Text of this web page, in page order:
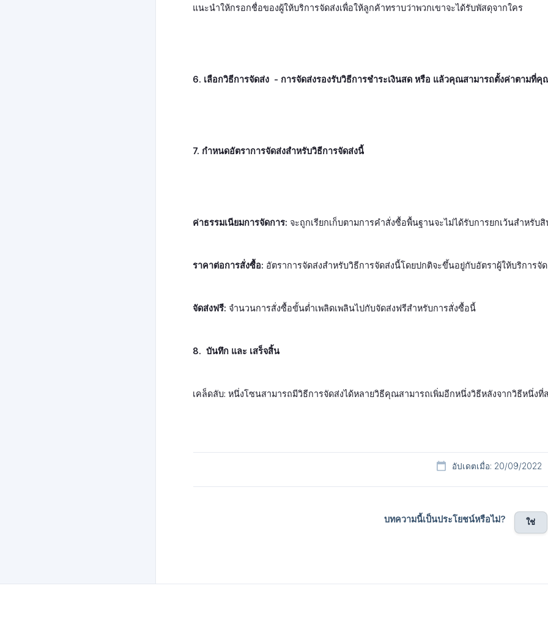
แนะนำให้กรอกชื่อของผู้ให้บริการจัดส่งเพื่อให้ลูกค้าทราบว่าพวกเขาจะได้รับพัสดุจากใคร
6. เลือกวิธีการจัดส่ง  - การจัดส่งรองรับวิธีการชำระเงินสด หรือ แล้วคุณสามารถตั้งค่าตามที่คุ
7. กำหนดอัตราการจัดส่งสำหรับวิธีการจัดส่งนี้
ค่าธรรมเนียมการจัดการ: จะถูกเรียกเก็บตามการคำสั่งซื้อพื้นฐานจะไม่ได้รับการยกเว้นสำหรับ
ราคาต่อการสั่งซื้อ: อัตราการจัดส่งสำหรับวิธีการจัดส่งนี้โดยปกติจะขึ้นอยู่กับอัตราผู้ให้บริการจั
จัดส่งฟรี: จำนวนการสั่งซื้อขั้นต่ำเพลิดเพลินไปกับจัดส่งฟรีสำหรับการสั่งซื้อนี้
8.  บันทึก และ เสร็จสิ้น
เคล็ดลับ: หนึ่งโซนสามารถมีวิธีการจัดส่งได้หลายวิธีคุณสามารถเพิ่มอีกหนึ่งวิธีหลังจากวิธีหนึ่ง
อัปเดตเมื่อ: 20/09/2022
บทความนี้เป็นประโยชน์หรือไม่? ใช่